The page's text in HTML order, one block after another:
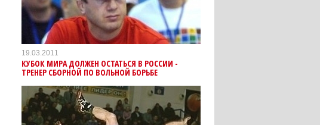
19.03.2011
КУБОК МИРА ДОЛЖЕН ОСТАТЬСЯ В РОССИИ -
ТРЕНЕР СБОРНОЙ ПО ВОЛЬНОЙ БОРЬБЕ